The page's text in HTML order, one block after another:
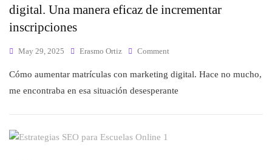
digital. Una manera eficaz de incrementar
inscripciones
May 29, 2025 Erasmo Ortiz Comment
Cómo aumentar matrículas con marketing digital. Hace no mucho,
me encontraba en esa situación desesperante